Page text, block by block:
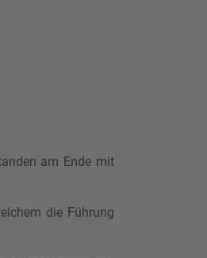
am Ende mit
die Führung